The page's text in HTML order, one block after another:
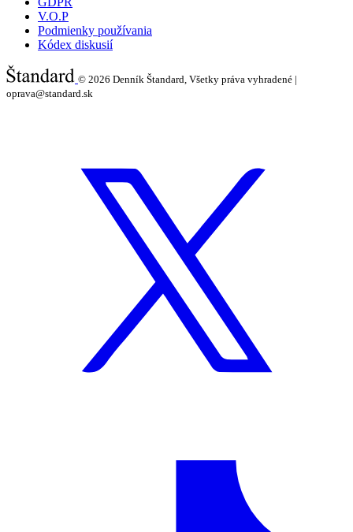
V.O.P
Podmienky používania
Kódex diskusií
© 2026 Denník Štandard, Všetky práva vyhradené |
oprava@standard.sk